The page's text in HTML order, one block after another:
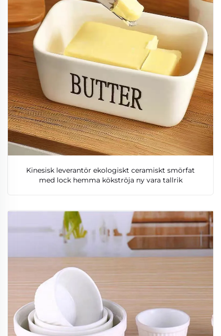
Kinesisk leverantör ekologiskt ceramiskt smörfat
med lock hemma kökströja ny vara tallrik